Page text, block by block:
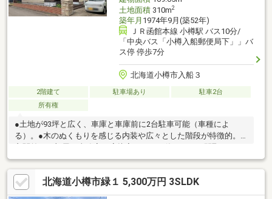
土地面積310m2
築年月 1974年9月(築52年)
ＪＲ函館本線 小樽駅 バス10分/
「中央バス「小樽入船郵便局下」」バ
ス停 停歩7分
北海道小樽市入船３
2階建て 駐車場あり
駐車2台
所有権
●土地が93坪と広く、車庫と車庫前に2台駐車可能（車種によ
る）。●木のぬくもりを感じる内装や広々とした階段が特徴的。●
問合せの際は【物件番号20117】とお伝えいただけるとスムーズ
にご対応できます。駐車２台可、土地50坪以上、ＬＤＫ１８畳以
上、オーシャンビュー、閑静な住宅地、前道６ｍ以上、和室、始
発駅、整形地、２階建、浴室に窓、緑豊かな住宅地、眺望良好、
北海道小樽市緑１ 5,300万円 3SLDK